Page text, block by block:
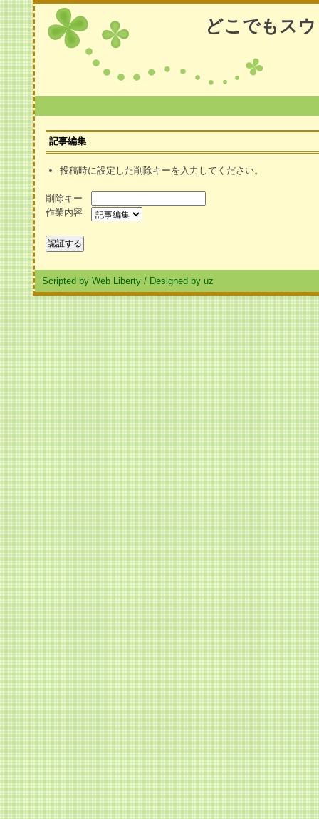
どこでもス
記事編集
投稿時に設定した削除キーを入力してください。
削除キー
作業内容
Scripted by Web Liberty / Designed by uz